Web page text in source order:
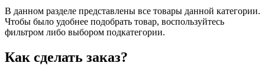
В данном разделе представлены все товары данной категории.
Чтобы было удобнее подобрать товар, воспользуйтесь
фильтром либо выбором подкатегории.
Как сделать заказ?